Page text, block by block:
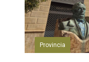
Provincia